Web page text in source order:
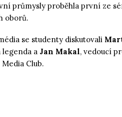
průmysly proběhla první ze
oborů.
se studenty diskutovali
a Jan Makal, vedoucí
Club.